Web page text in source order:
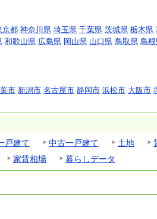
京都 神奈川県 埼玉県 千葉県 茨城県 栃木県
和歌山県 広島県 岡山県 山口県 鳥取県 島
市 新潟市 名古屋市 静岡市 浜松市 大阪市
戸建て 中古一戸建て 土地
家賃相場 暮らしデータ